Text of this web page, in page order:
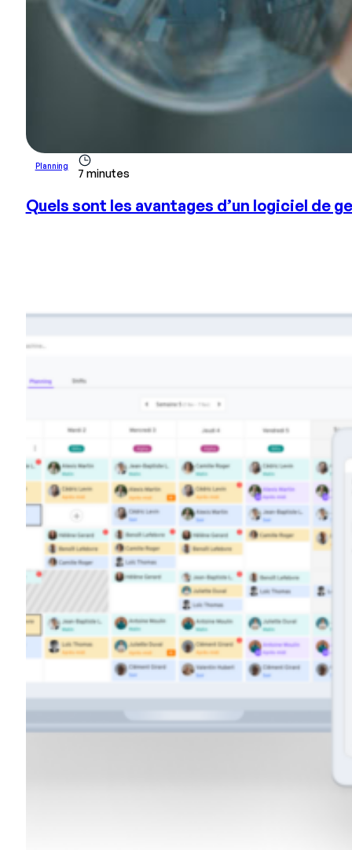
Planning
7 minutes
Quels sont les avantages d’un logiciel de